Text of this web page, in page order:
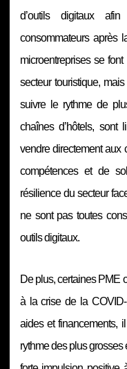
d’outils digitaux
consommateurs après
microentreprises se
secteur touristique,
suivre le rythme de
chaînes d’hôtels, sont
vendre directement aux
compétences et de
résilience du secteur
ne sont pas toutes
outils digitaux.
De plus, certaines PME
à la crise de la
aides et financements,
rythme des plus